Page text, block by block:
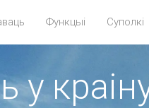
Функцыі Суполкі
у